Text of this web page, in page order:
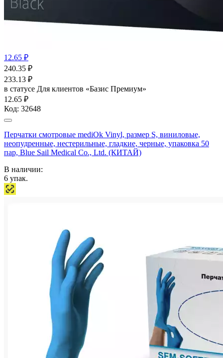
12.65 ₽
240.35 ₽
233.13 ₽
в статусе Для клиентов «Базис Премиум»
12.65 ₽
Код: 32648
Перчатки смотровые mediOk Vinyl, размер S, виниловые,
неопудренные, нестерильные, гладкие, черные, упаковка 50
пар, Blue Sail Medical Co., Ltd. (КИТАЙ)
В наличии:
6 упак.